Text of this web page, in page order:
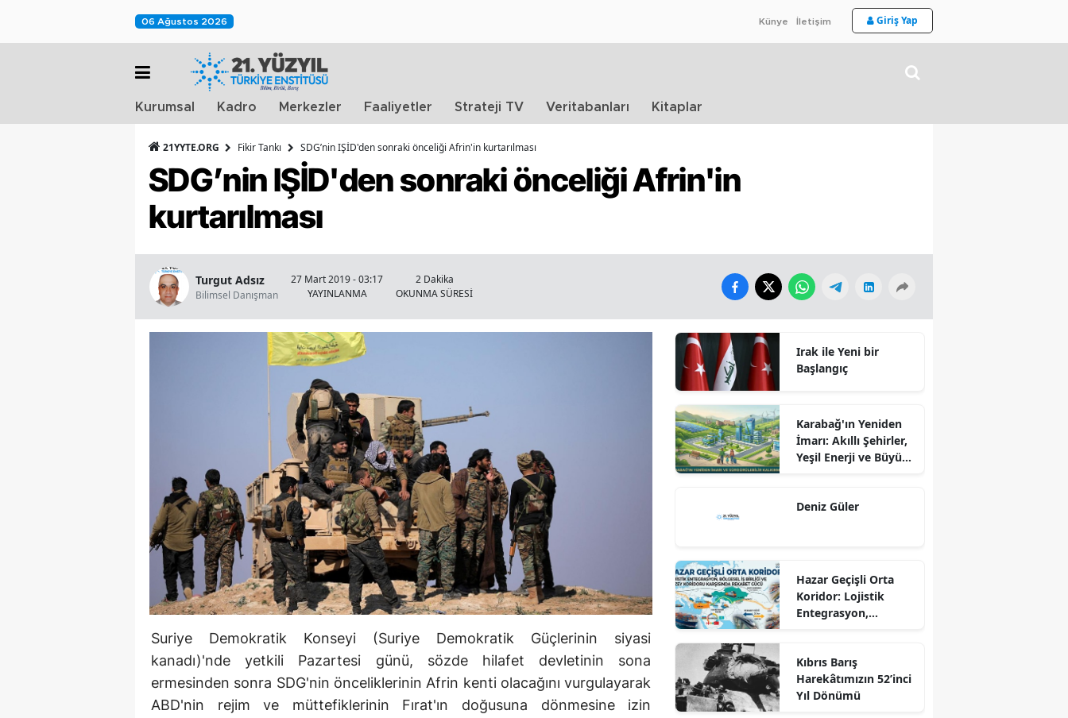
06 Ağustos 2026 Künye İletişim Giriş Yap
Kurumsal Kadro Merkezler Faaliyetler Strateji TV Veritabanları Kitaplar
21YYTE.ORG Fikir Tankı SDG’nin IŞİD'den sonraki önceliği Afrin'in kurtarılması
SDG’nin IŞİD'den sonraki önceliği Afrin'in
kurtarılması
Turgut Adsız
Bilimsel Danışman
27 Mart 2019 - 03:17
YAYINLANMA
2 Dakika
OKUNMA SÜRESİ
Suriye Demokratik Konseyi (Suriye Demokratik Güçlerinin siyasi
kanadı)'nde yetkili Pazartesi günü, sözde hilafet devletinin sona
ermesinden sonra SDG'nin önceliklerinin Afrin kenti olacağını vurgulayarak
ABD'nin rejim ve müttefiklerinin Fırat'ın doğusuna dönmesine izin
Irak ile Yeni bir
Başlangıç
Karabağ'ın Yeniden
İmarı: Akıllı Şehirler,
Yeşil Enerji ve Büyük
Sürdürülebilir
Deniz Güler
Hazar Geçişli Orta
Koridor: Lojistik
Entegrasyon,
Karşısında Rekabet
Gücü
Kıbrıs Barış
Harekâtımızın 52’inci
Yıl Dönümü